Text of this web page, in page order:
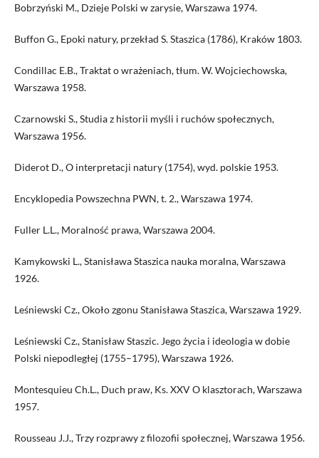
Bobrzyński M., Dzieje Polski w zarysie, Warszawa 1974.
Buffon G., Epoki natury, przekład S. Staszica (1786), Kraków 1803.
Condillac E.B., Traktat o wrażeniach, tłum. W. Wojciechowska,
Warszawa 1958.
Czarnowski S., Studia z historii myśli i ruchów społecznych,
Warszawa 1956.
Diderot D., O interpretacji natury (1754), wyd. polskie 1953.
Encyklopedia Powszechna PWN, t. 2., Warszawa 1974.
Fuller L.L., Moralność prawa, Warszawa 2004.
Kamykowski L., Stanisława Staszica nauka moralna, Warszawa
1926.
Leśniewski Cz., Około zgonu Stanisława Staszica, Warszawa 1929.
Leśniewski Cz., Stanisław Staszic. Jego życia i ideologia w dobie
Polski niepodległej (1755–1795), Warszawa 1926.
Montesquieu Ch.L., Duch praw, Ks. XXV O klasztorach, Warszawa
1957.
Rousseau J.J., Trzy rozprawy z filozofii społecznej, Warszawa 1956.